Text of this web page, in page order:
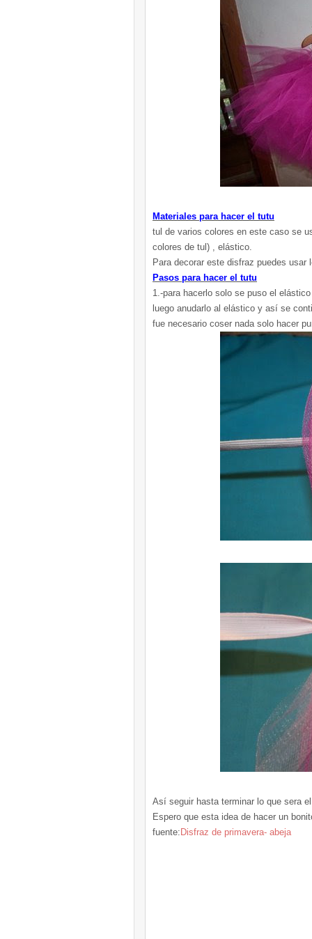
Materiales para hacer el tutu
tul de varios colores en este caso se
colores de tul) , elástico.
Para decorar este disfraz puedes usar
Pasos para hacer el tutu
1.-para hacerlo solo se puso el
luego anudarlo al elástico y así se
fue necesario coser nada solo hacer
Así seguir hasta terminar lo que sera
Espero que esta idea de hacer un
fuente: Disfraz de primavera- abeja